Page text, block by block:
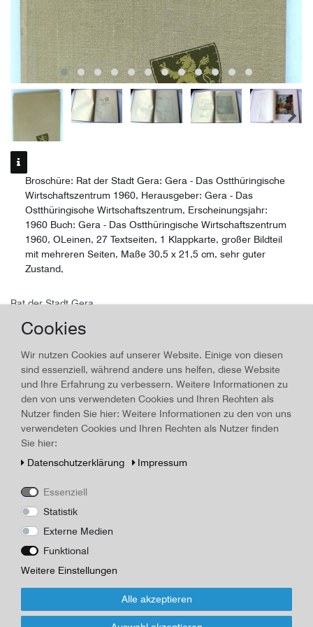
Broschüre: Rat der Stadt Gera: Gera - Das Ostthüringische
Wirtschaftszentrum 1960, Herausgeber: Gera - Das
Ostthüringische Wirtschaftszentrum, Erscheinungsjahr:
1960 Buch: Gera - Das Ostthüringische Wirtschaftszentrum
1960, OLeinen, 27 Textseiten, 1 Klappkarte, großer Bildteil
mit mehreren Seiten, Maße 30,5 x 21,5 cm, sehr guter
Zustand,
Rat der Stadt Gera
Gera - Das Ostthüringische
Wirtschaftszentrum
Land/Ort: Gera , Erscheinungsjahr: 1960
Technisches
Wert
Art.-ID 16345
Beschreibung
Buch: Gera - Das Ostthüringische Wirtschaftszentrum 1960,
OLeinen, 27 Textseiten, 1 Klappkarte, großer Bildteil mit mehreren
Seiten, Maße 30,5 x 21,5 cm, sehr guter Zustand
Herausgeber/Autor
35,00 EUR
Cookies
Wir nutzen Cookies auf unserer Website. Einige von diesen
sind essenziell, während andere uns helfen, diese Website
und Ihre Erfahrung zu verbessern. Weitere Informationen zu
den von uns verwendeten Cookies und Ihren Rechten als
Nutzer finden Sie hier: Weitere Informationen zu den von uns
verwendeten Cookies und Ihren Rechten als Nutzer finden
Sie hier:
Daten­schutz­erklärung
Impressum
Essenziell
Statistik
Externe Medien
Funktional
Weitere Einstellungen
Alle akzeptieren